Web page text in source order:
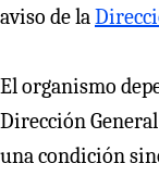
aviso de la
El organismo
Dirección
una condición